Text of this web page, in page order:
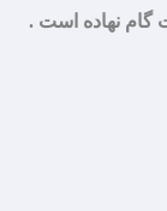
گام نهاده است .